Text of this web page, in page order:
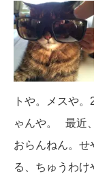
トや。メスや
ゃんや。 最近
おらんねん。せ
る、ちゅうわ